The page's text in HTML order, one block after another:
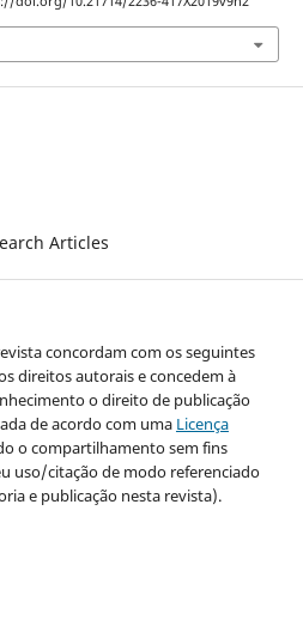
Articles
concordam com os seguintes
direitos autorais e concedem à
o direito de publicação
de acordo com uma Licença
o compartilhamento sem fins
uso/citação de modo referenciado
e publicação nesta revista).